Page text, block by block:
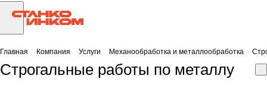
Главная Компания Услуги Механообработка и металлообработка
Строгальные работы по металлу